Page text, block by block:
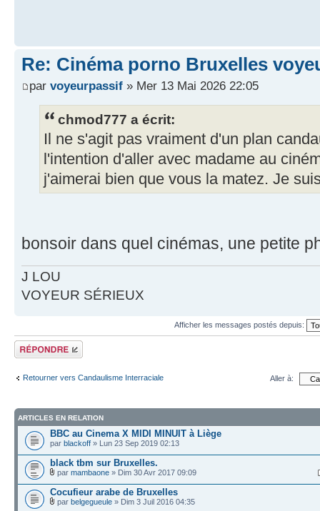
Re: Cinéma porno Bruxelles
par voyeurpassif » Mer 13 Mai 2026 22:05
chmod777 a écrit:
Il ne s'agit pas vraiment d'un plan
l'intention d'aller avec madame au
j'aimerai bien que vous la matez. Je
bonsoir dans quel cinémas, une petite
J LOU
VOYEUR SÉRIEUX
Afficher les messages postés depuis:
Répondre
Retourner vers Candaulisme Interraciale Aller à:
ARTICLES EN RELATION
BBC au Cinema X MIDI MINUIT à Liège
par blackoff » Lun 23 Sep 2019 02:13
black tbm sur Bruxelles.
par mambaone » Dim 30 Avr 2017 09:09
Cocufieur arabe de Bruxelles
par belgegueule » Dim 3 Juil 2016 04:35